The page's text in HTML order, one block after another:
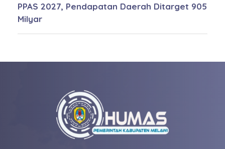
PPAS 2027, Pendapatan Daerah Ditarget 905
Milyar